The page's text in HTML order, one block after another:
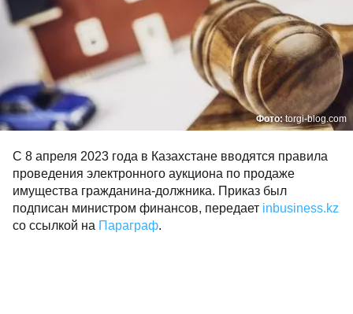
Фото:torgi-blog.com
С 8 апреля 2023 года в Казахстане вводятся правила
проведения электронного аукциона по продаже
имущества гражданина-должника. Приказ был
подписан министром финансов, передает inbusiness.kz
со ссылкой на Параграф.